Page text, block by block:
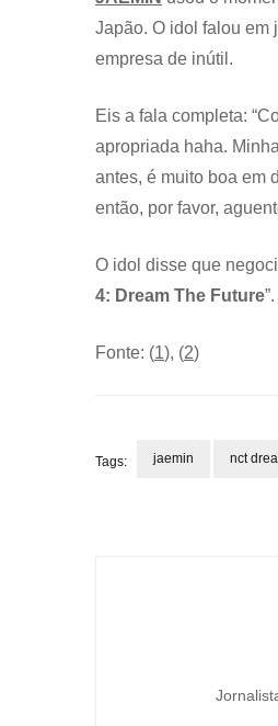
Japão. O idol falou em
empresa de inútil.
Eis a fala completa:
apropriada haha.
antes, é muito boa em
então, por favor,
O idol disse que
4: Dream The Future”.
Fonte: (1), (2)
Tags: jaemin nct